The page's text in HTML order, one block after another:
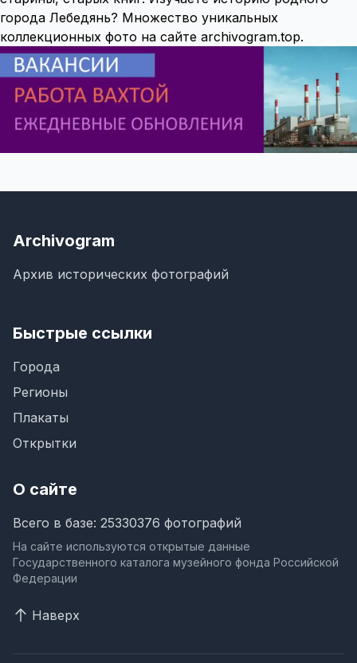
города Лебедянь? Множество уникальных
коллекционных фото на сайте archivogram.top.
Archivogram
Архив исторических фотографий
Быстрые ссылки
Города
Регионы
Плакаты
Открытки
О сайте
Всего в базе: 25330376 фотографий
На сайте используются открытые данные
Государственного каталога музейного фонда Российской
Федерации
Наверх